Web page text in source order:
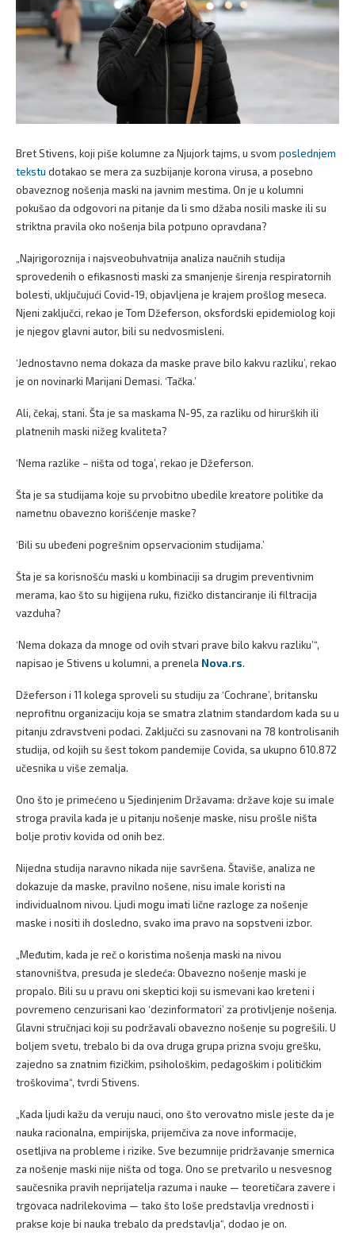
Bret Stivens, koji piše kolumne za Njujork tajms, u svom poslednjem
tekstu dotakao se mera za suzbijanje korona virusa, a posebno
obaveznog nošenja maski na javnim mestima. On je u kolumni
pokušao da odgovori na pitanje da li smo džaba nosili maske ili su
striktna pravila oko nošenja bila potpuno opravdana?
„Najrigoroznija i najsveobuhvatnija analiza naučnih studija
sprovedenih o efikasnosti maski za smanjenje širenja respiratornih
bolesti, uključujući Covid-19, objavljena je krajem prošlog meseca.
Njeni zaključci, rekao je Tom Džeferson, oksfordski epidemiolog koji
je njegov glavni autor, bili su nedvosmisleni.
‘Jednostavno nema dokaza da maske prave bilo kakvu razliku’, rekao
je on novinarki Marijani Demasi. ‘Tačka.’
Ali, čekaj, stani. Šta je sa maskama N-95, za razliku od hirurških ili
platnenih maski nižeg kvaliteta?
‘Nema razlike – ništa od toga’, rekao je Džeferson.
Šta je sa studijama koje su prvobitno ubedile kreatore politike da
nametnu obavezno korišćenje maske?
‘Bili su ubeđeni pogrešnim opservacionim studijama.’
Šta je sa korisnošću maski u kombinaciji sa drugim preventivnim
merama, kao što su higijena ruku, fizičko distanciranje ili filtracija
vazduha?
‘Nema dokaza da mnoge od ovih stvari prave bilo kakvu razliku’“,
napisao je Stivens u kolumni, a prenela Nova.rs.
Džeferson i 11 kolega sproveli su studiju za ‘Cochrane’, britansku
neprofitnu organizaciju koja se smatra zlatnim standardom kada su u
pitanju zdravstveni podaci. Zaključci su zasnovani na 78 kontrolisanih
studija, od kojih su šest tokom pandemije Covida, sa ukupno 610.872
učesnika u više zemalja.
Ono što je primećeno u Sjedinjenim Državama: države koje su imale
stroga pravila kada je u pitanju nošenje maske, nisu prošle ništa
bolje protiv kovida od onih bez.
Nijedna studija naravno nikada nije savršena. Štaviše, analiza ne
dokazuje da maske, pravilno nošene, nisu imale koristi na
individualnom nivou. Ljudi mogu imati lične razloge za nošenje
maske i nositi ih dosledno, svako ima pravo na sopstveni izbor.
„Međutim, kada je reč o koristima nošenja maski na nivou
stanovništva, presuda je sledeća: Obavezno nošenje maski je
propalo. Bili su u pravu oni skeptici koji su ismevani kao kreteni i
povremeno cenzurisani kao ‘dezinformatori’ za protivljenje nošenja.
Glavni stručnjaci koji su podržavali obavezno nošenje su pogrešili. U
boljem svetu, trebalo bi da ova druga grupa prizna svoju grešku,
zajedno sa znatnim fizičkim, psihološkim, pedagoškim i političkim
troškovima“, tvrdi Stivens.
„Kada ljudi kažu da veruju nauci, ono što verovatno misle jeste da je
nauka racionalna, empirijska, prijemčiva za nove informacije,
osetljiva na probleme i rizike. Sve bezumnije pridržavanje smernica
za nošenje maski nije ništa od toga. Ono se pretvarilo u nesvesnog
saučesnika pravih neprijatelja razuma i nauke — teoretičara zavere i
trgovaca nadrilekovima — tako što loše predstavlja vrednosti i
prakse koje bi nauka trebalo da predstavlja“, dodao je on.